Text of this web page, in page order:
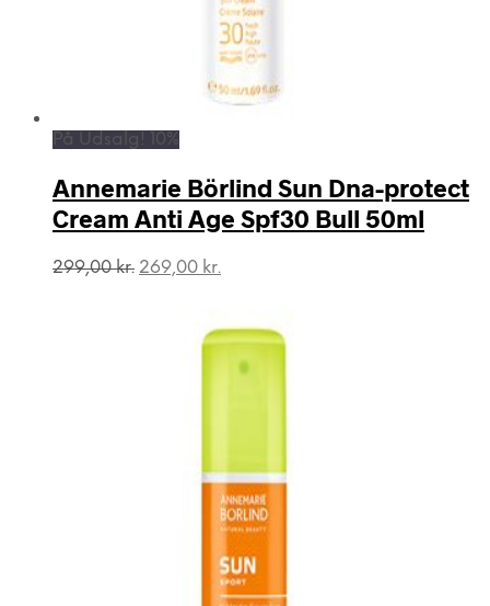
På Udsalg! 10%
Annemarie Börlind Sun Dna-protect
Cream Anti Age Spf30 Bull 50ml
299,00kr. Den
299,00 kr..
269,00 kr.
er:
269,00 kr..